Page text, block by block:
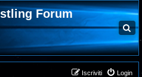
Forum
C
e
r
c
a
Login
Iscriviti